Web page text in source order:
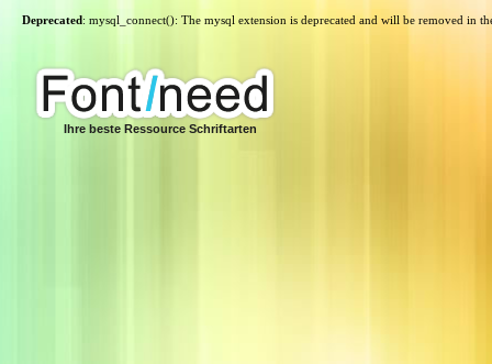
Deprecated: mysql_connect(): The mysql extension is deprecated and will be removed in
Ihre beste Ressource Schriftarten